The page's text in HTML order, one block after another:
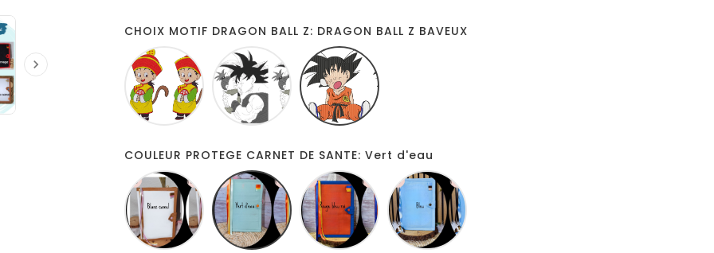

CHOIX MOTIF DRAGON BALL Z: DRAGON BALL Z BAVEUX
DRAGON
BALL
BONNET
ROUGE
DRAGON
BALL
Z
AND
BABY
BALL
Z
BAVEUX
COULEUR PROTEGE CARNET DE SANTE: Vert d'eau
Blanc
camel
Vert
d'eau
Orange
bleu
roi